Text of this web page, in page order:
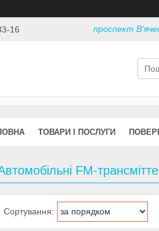
16 проспект
ТОВАРИ І ПОСЛУГИ
FM-